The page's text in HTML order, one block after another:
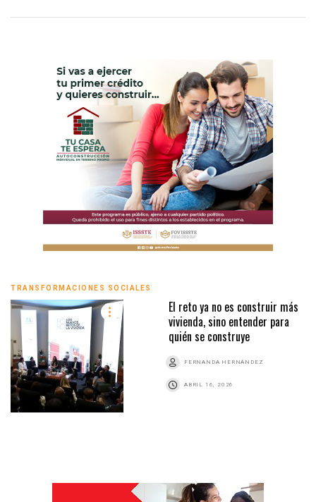
TRANSFORMACIONES SOCIALES
El reto ya no es construir más
vivienda, sino entender para
quién se construye
FERNANDA HERNÁNDEZ
ABRIL 16, 2026